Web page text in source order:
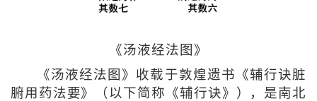
《汤液经法图》
《汤液经法图》收载于敦煌遗书《辅行诀脏
腑用药法要》（以下简称《辅行诀》），是南北